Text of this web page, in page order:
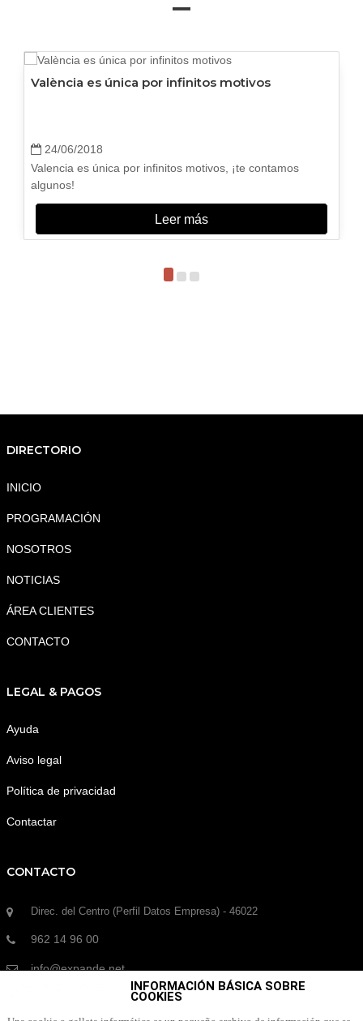
València es única por infinitos motivos
24/06/2018
Valencia es única por infinitos motivos, ¡te contamos
algunos!
Leer más
DIRECTORIO
INICIO
PROGRAMACIÓN
NOSOTROS
NOTICIAS
ÁREA CLIENTES
CONTACTO
LEGAL & PAGOS
Ayuda
Aviso legal
Política de privacidad
Contactar
CONTACTO
Direc. del Centro (Perfil Datos Empresa) - 46022
962 14 96 00
info@expande.net
INFORMACIÓN BÁSICA SOBRE
COOKIES